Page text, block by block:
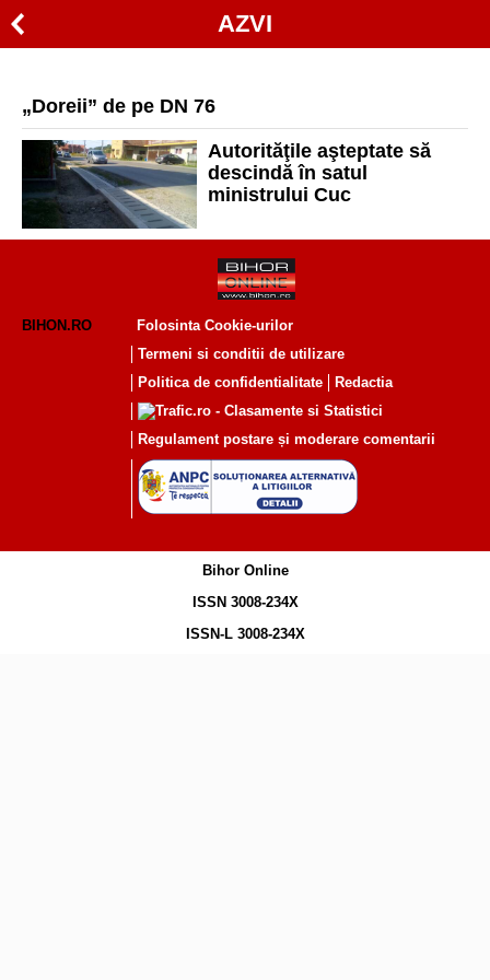
AZVI
„Doreii” de pe DN 76
Autorităţile aşteptate să
descindă în satul
ministrului Cuc
BIHON.RO
Folosinta Cookie-urilor
Termeni si conditii de utilizare
Politica de confidentialitate
Redactia
Regulament postare și moderare comentarii
Bihor Online
ISSN 3008-234X
ISSN-L 3008-234X